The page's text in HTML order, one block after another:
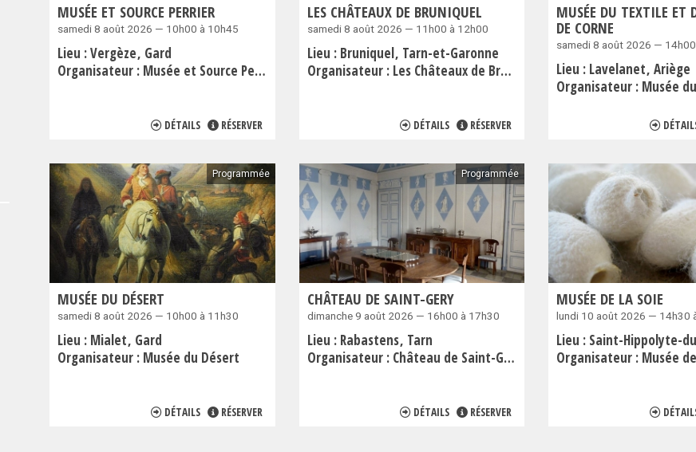
MUSÉE ET SOURCE PERRIER
samedi 8 août 2026 — 10h00 à 10h45
Lieu :Vergèze Gard
Organisateur : Musée et Source Perrier
DÉTAILS RÉSERVER
LES CHÂTEAUX DE BRUNIQUEL
samedi 8 août 2026 — 11h00 à 12h00
Lieu : Bruniquel Tarn-et-Garonne
Organisateur : Les Châteaux de Bruniquel
DÉTAILS RÉSERVER
MUSÉE DU TEXTILE ET
DE CORNE
samedi 8 août 2026 —
Lieu : Lavelanet Ariège
Organisateur : Musée du Textile
Programmée
MUSÉE DU DÉSERT
samedi 8 août 2026 — 10h00 à 11h30
Lieu : Mialet Gard
Organisateur : Musée du Désert
DÉTAILS RÉSERVER
Programmée
CHÂTEAU DE SAINT-GERY
dimanche 9 août 2026 — 16h00 à 17h30
Lieu : Rabastens Tarn
Organisateur : Château de Saint-Gery
DÉTAILS RÉSERVER
MUSÉE DE LA SOIE
lundi 10 août 2026 — 14h30
Lieu : Saint-Hippolyte-
Organisateur : Musée